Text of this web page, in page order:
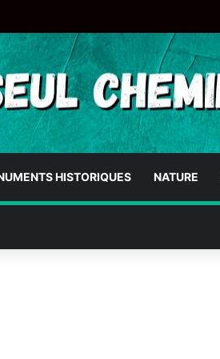
HISTORIQUES NATURE